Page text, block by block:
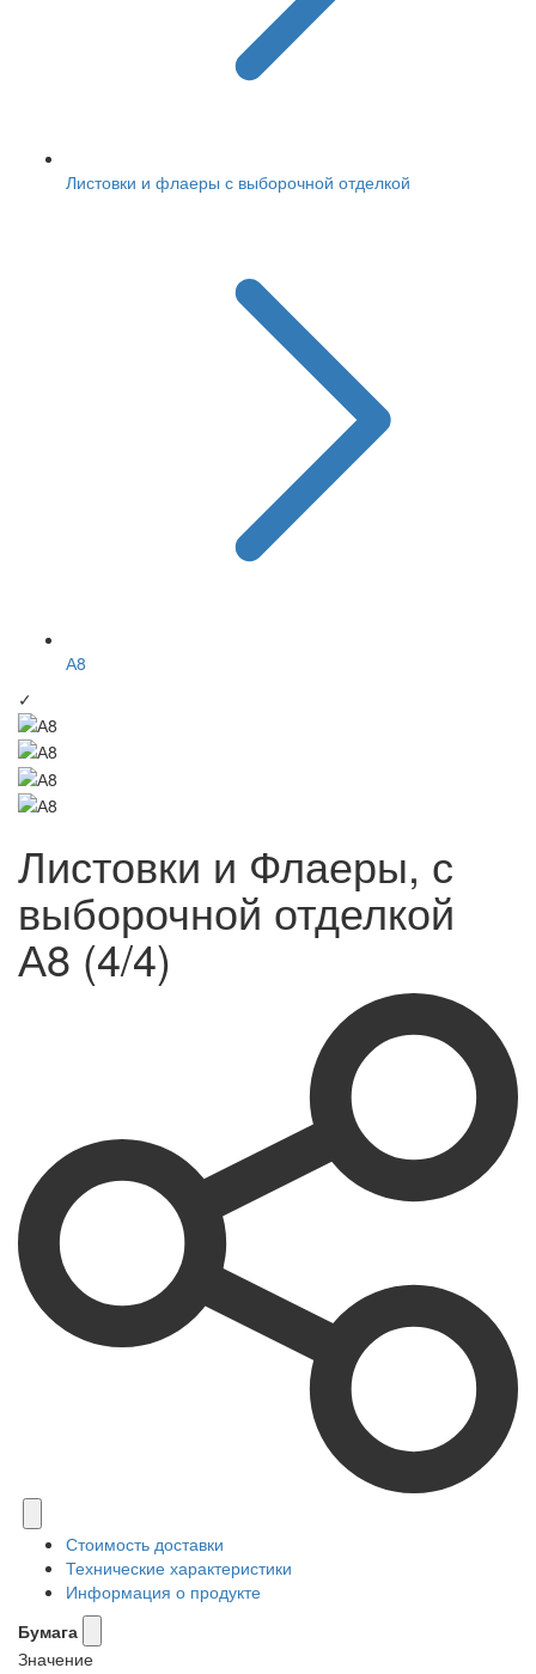
Листовки и флаеры с выборочной отделкой
А8
✓
Листовки и Флаеры, с
выборочной отделкой
А8 (4/4)
Стоимость доставки
Технические характеристики
Информация о продукте
Бумага
Значение